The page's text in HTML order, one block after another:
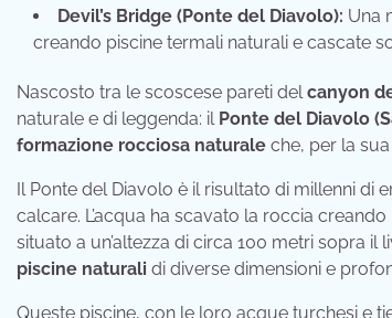
Devil’s Bridge (Ponte del Diavolo): Una
creando piscine termali naturali e cascate
Nascosto tra le scoscese pareti del canyon
naturale e di leggenda: il Ponte del Diavolo
formazione rocciosa naturale che, per la
Il Ponte del Diavolo è il risultato di millenni di
calcare. L’acqua ha scavato la roccia
situato a un’altezza di circa 100 metri sopra il
piscine naturali di diverse dimensioni e
Queste piscine, con le loro acque turchesi e